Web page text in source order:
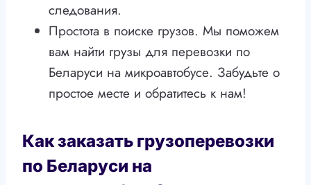
следования.
Простота в поиске грузов. Мы поможем
вам найти грузы для перевозки по
Беларуси на микроавтобусе. Забудьте о
простое месте и обратитесь к нам!
Как заказать грузоперевозки
по Беларуси на